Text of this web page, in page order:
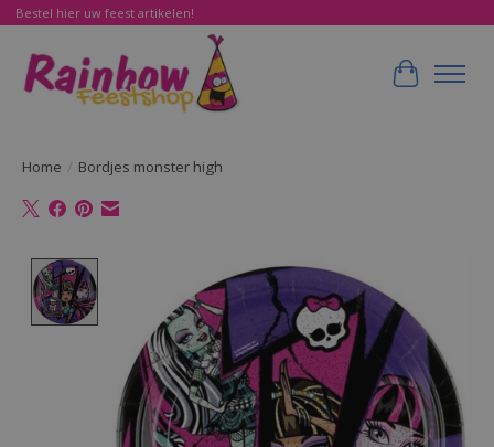
Bestel hier uw feest artikelen!
Home / Bordjes monster high
Product image slideshow Items